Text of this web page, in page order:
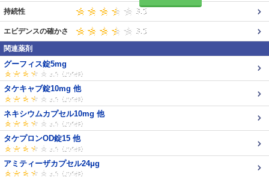
持続性
エビデンスの確かさ
関連薬剤
グーフィス錠5mg
タケキャブ錠10mg 他
ネキシウムカプセル10mg 他
タケプロンOD錠15 他
アミティーザカプセル24μg